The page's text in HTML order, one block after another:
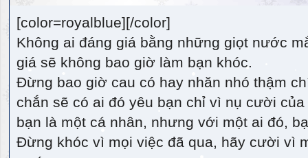
[color=royalblue][/color]
Không ai đáng giá bằng những giọt nước
giá sẽ không bao giờ làm bạn khóc.
Đừng bao giờ cau có hay nhăn nhó thậm
chắn sẽ có ai đó yêu bạn chỉ vì nụ cười
bạn là một cá nhân, nhưng với một ai đó,
Đừng khóc vì mọi việc đã qua, hãy cười vì